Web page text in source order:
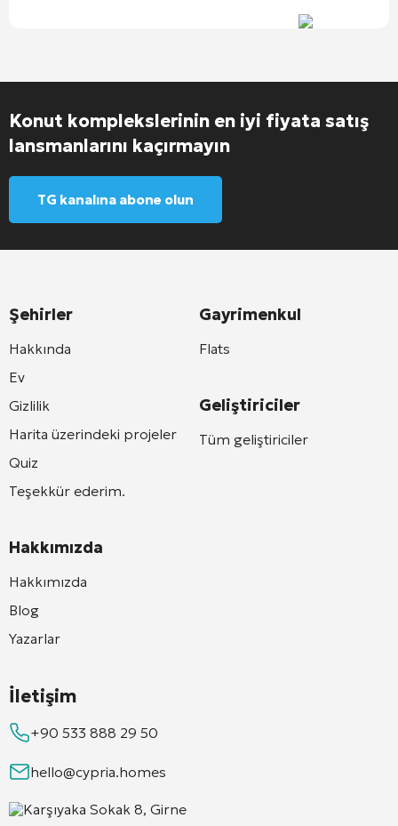
Konut komplekslerinin en iyi fiyata satış
lansmanlarını kaçırmayın
TG kanalına abone olun
Şehirler
Hakkında
Ev
Gizlilik
Harita üzerindeki projeler
Quiz
Teşekkür ederim.
Hakkımızda
Hakkımızda
Blog
Yazarlar
Gayrimenkul
Flats
Geliştiriciler
Tüm geliştiriciler
İletişim
+90 533 888 29 50
hello@cypria.homes
Karşıyaka Sokak 8, Girne